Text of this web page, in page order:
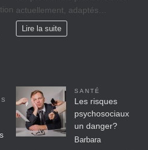
actuellement, adaptés…
Lire la suite
SANTÉ
Les risques
psychosociaux
un danger?
Barbara